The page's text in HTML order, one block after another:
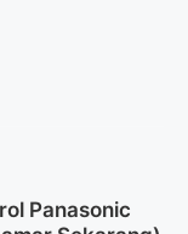
Panasonic